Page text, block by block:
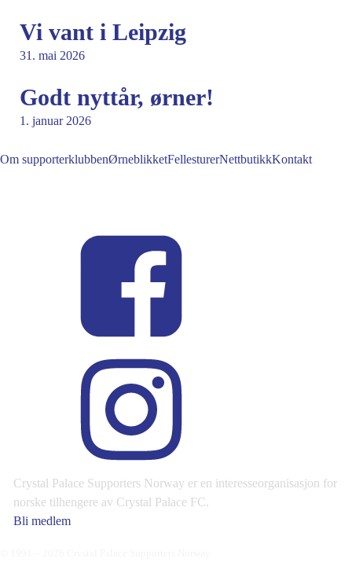
Vi vant i Leipzig
31. mai 2026
Godt nyttår, ørner!
1. januar 2026
Om supporterklubbenØrneblikketFellesturerNettbutikkKontakt
Crystal Palace Supporters Norway er en interesseorganisasjon for
norske tilhengere av Crystal Palace FC.
Bli medlem